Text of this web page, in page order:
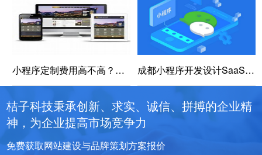
小程序定制费用高不高？该怎么选择定制公司？ 成都小程序开发设计SaaS应用程序时应避免的5个错误
桔子科技秉承创新、求实、诚信、拼搏的企业精
神，为企业提高市场竞争力
免费获取网站建设与品牌策划方案报价